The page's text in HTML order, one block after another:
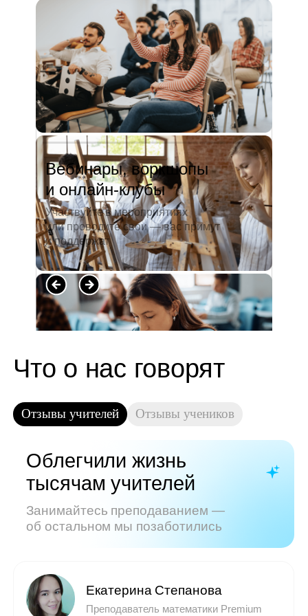
Вебинары, воркшопы
и онлайн-клубы
Участвуйте в мероприятиях
или проводите свои — вас примут
и поддержат
педагогический университет, пошла
преподавать в школу. Проработав в ней
5 лет, я поняла, что нужно двигать...
Читать полностью →
Показать все отзывы
Часто задаваемые
вопросы